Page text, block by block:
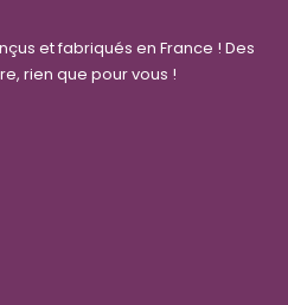
et fabriqués en France ! Des
rien que pour vous !